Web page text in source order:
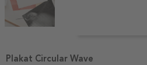
1
Plakat Circular Wave